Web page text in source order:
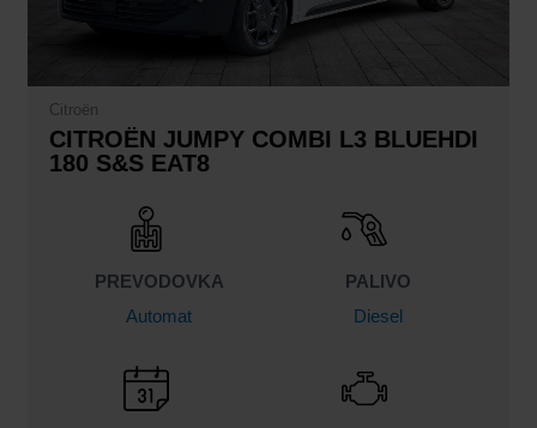
Citroën
CITROËN JUMPY COMBI L3 BLUEHDI
180 S&S EAT8
PREVODOVKA
Automat
PALIVO
Diesel